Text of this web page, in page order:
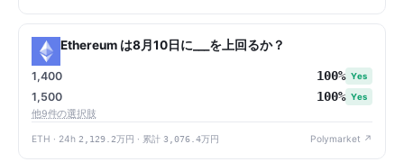
Ethereum は8月10日に___を上回るか？
1,400 100% Yes
1,500 100% Yes
他9件の選択肢
ETH · 24h 2,129.2万円 · 累計 3,076.4万円 Polymarket ↗